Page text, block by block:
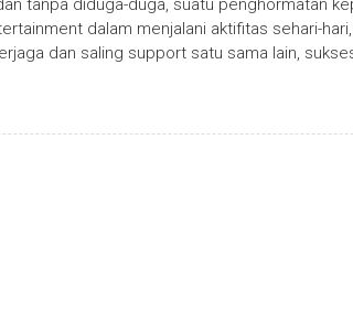
tanpa diduga-duga, suatu penghormatan
dalam menjalani aktifitas sehari-
dan saling support satu sama lain,